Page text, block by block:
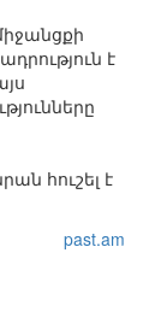
է
հուշել է
past.am